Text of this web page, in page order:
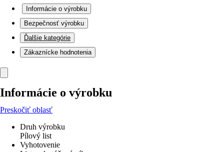
Informácie o výrobku
Bezpečnosť výrobku
Ďalšie kategórie
Zákaznícke hodnotenia
Informácie o výrobku
Preskočiť oblasť
Druh výrobku
Pílový list
Vyhotovenie